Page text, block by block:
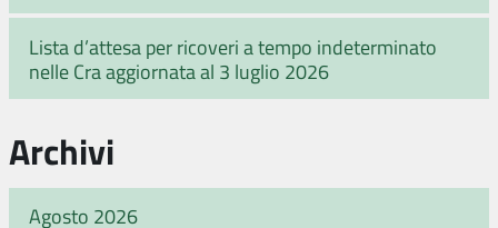
Lista d’attesa per ricoveri a tempo indeterminato
nelle Cra aggiornata al 3 luglio 2026
Archivi
Agosto 2026